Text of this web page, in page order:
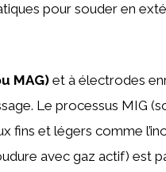
pour souder en
MAG) et à électrodes
Le processus MIG
fins et légers comme
avec gaz actif) est